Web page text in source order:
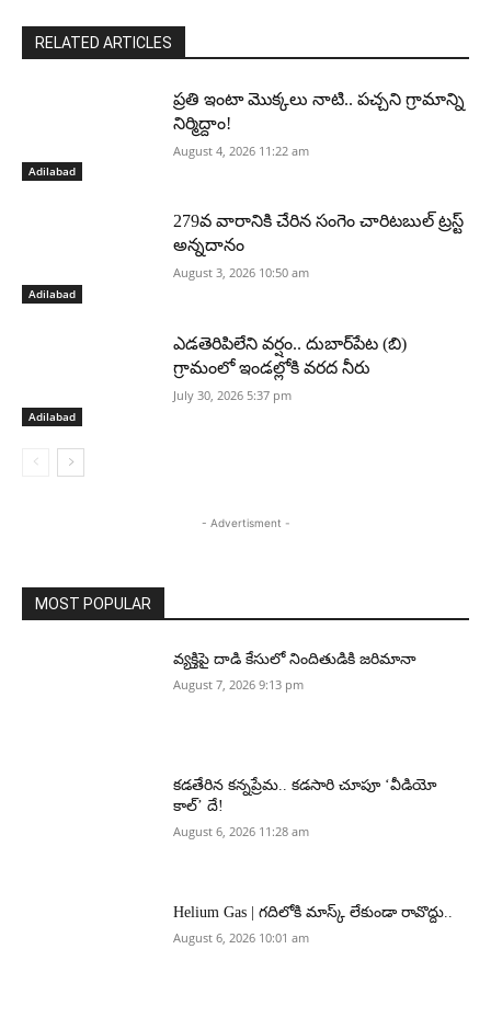
RELATED ARTICLES
Adilabad
ప్రతి ఇంటా మొక్కలు నాటి.. పచ్చని గ్రామాన్ని
నిర్మిద్దాం!
August 4, 2026 11:22 am
Adilabad
279వ వారానికి చేరిన సంగెం చారిటబుల్ ట్రస్ట్
అన్నదానం
August 3, 2026 10:50 am
Adilabad
ఎడతెరిపిలేని వర్షం.. దుబార్‌పేట (బి)
గ్రామంలో ఇండల్లోకి వరద నీరు
July 30, 2026 5:37 pm
- Advertisment -
MOST POPULAR
వ్యక్తిపై దాడి కేసులో నిందితుడికి జరిమానా
August 7, 2026 9:13 pm
కడతేరిన కన్నప్రేమ.. కడసారి చూపూ ‘వీడియో
కాల్’ దే!
August 6, 2026 11:28 am
Helium Gas | గదిలోకి మాస్క్ లేకుండా రావొద్దు..
August 6, 2026 10:01 am